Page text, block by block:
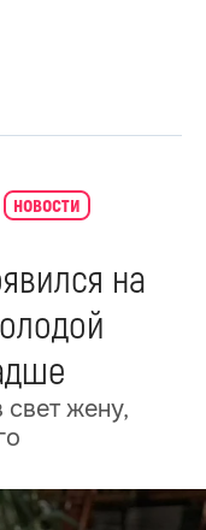
новости
на
жену,